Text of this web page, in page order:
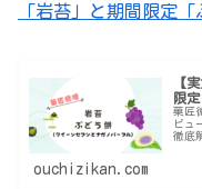
「岩苔」と期間限定「
【
限
菓匠
ビュ
徹底
ouchizikan.com